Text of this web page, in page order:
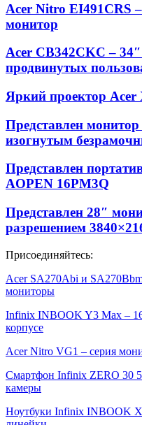
Acer Nitro EI491CRS
монитор
Acer CB342CKC –
продвинутых
Яркий проектор Acer
Представлен
изогнутым
Представлен
AOPEN 16PM3Q
Представлен 28″
разрешением
Присоединяйтесь:
Acer SA270Abi и
мониторы
Infinix INBOOK Y3 Max –
корпусе
Acer Nitro VG1 – серия
Смартфон Infinix ZERO 30
камеры
Ноутбуки Infinix INBOOK